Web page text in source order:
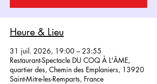
Heure & Lieu
31 juil. 2026, 19:00 – 23:55
Restaurant-Spectacle DU COQ À L'ÂME,
quartier des, Chemin des Emplaniers, 13920
Saint-Mitre-les-Remparts, France